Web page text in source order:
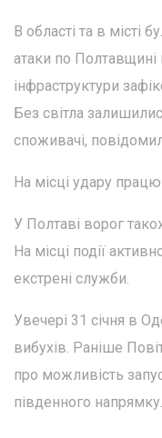
В області та в місті
атаки по
інфраструктури
Без світла
споживачі,
На місці удару
У Полтаві ворог
На місці події
екстрені служби.
Увечері 31 січня в
вибухів. Раніше
про можливість
південного напрямку.